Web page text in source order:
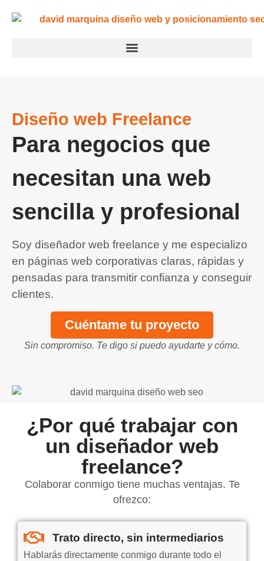
Diseño web Freelance
Para negocios que
necesitan una web
sencilla y profesional
Soy diseñador web freelance y me especializo
en páginas web corporativas claras, rápidas y
pensadas para transmitir confianza y conseguir
clientes.
Cuéntame tu proyecto
Sin compromiso. Te digo si puedo ayudarte y cómo.
¿Por qué trabajar con
un diseñador web
freelance?
Colaborar conmigo tiene muchas ventajas. Te
ofrezco:
Trato directo, sin intermediarios
Hablarás directamente conmigo durante todo el